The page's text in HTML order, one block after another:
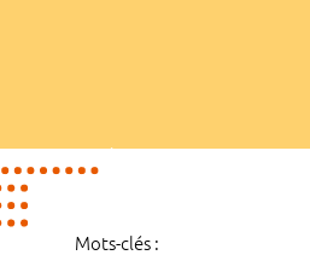
Mots-clés :